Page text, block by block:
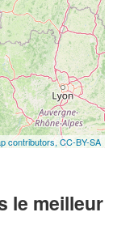
contributors, CC-BY-SA
le meilleur